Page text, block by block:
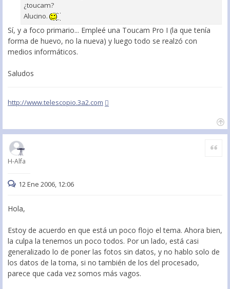
¿toucam?
Alucino.
Sí, y a foco primario... Empleé una Toucam Pro I (la que tenía
forma de huevo, no la nueva) y luego todo se realzó con
medios informáticos.
Saludos
http://www.telescopio.3a2.com
H-Alfa
Citar
12 Ene 2006, 12:06
Hola,
Estoy de acuerdo en que está un poco flojo el tema. Ahora bien,
la culpa la tenemos un poco todos. Por un lado, está casi
generalizado lo de poner las fotos sin datos, y no hablo solo de
los datos de la toma, si no también de los del procesado,
parece que cada vez somos más vagos.